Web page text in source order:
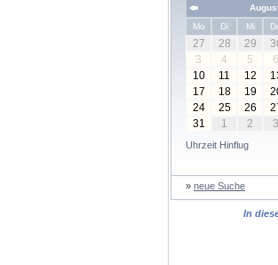
Mo
Di Mi
27 28 29
3
4 5 6
10
11 12
17
18 19
24
25 26
31
1 2 3
Uhrzeit Hinflug
» neue Suche
In